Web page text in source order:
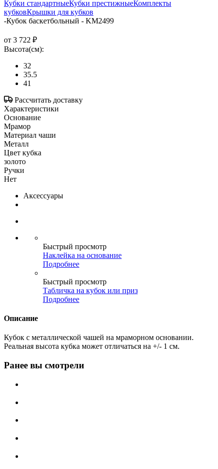
Кубки стандартныеКубки престижныеКомплекты
кубковКрышки для кубков
-Кубок баскетбольный - KM2499
от 3 722 ₽
Высота(см):
32
35.5
41
Рассчитать доставку
Характеристики
Основание
Мрамор
Материал чаши
Металл
Цвет кубка
золото
Ручки
Нет
Аксессуары
Быстрый просмотр
Наклейка на основание
Подробнее
Быстрый просмотр
Табличка на кубок или приз
Подробнее
Описание
Кубок с металлической чашей на мраморном основании.
Реальная высота кубка может отличаться на +/- 1 см.
Ранее вы смотрели